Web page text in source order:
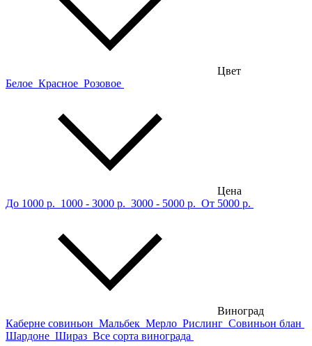
Цвет
Белое Красное Розовое
Цена
До 1000 р. 1000 - 3000 р. 3000 - 5000 р. От 5000 р.
Виноград
Каберне совиньон Мальбек Мерло Рислинг Совиньон блан
Шардоне Шираз Все сорта винограда